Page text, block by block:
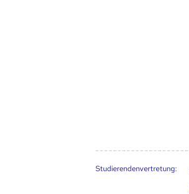
Studierendenvertretung: